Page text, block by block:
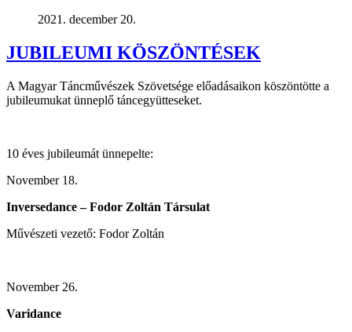
2021. december 20.
JUBILEUMI KÖSZÖNTÉSEK
A Magyar Táncművészek Szövetsége előadásaikon köszöntötte a
jubileumukat ünneplő táncegyütteseket.
10 éves jubileumát ünnepelte:
November 18.
Inversedance – Fodor Zoltán Társulat
Művészeti vezető: Fodor Zoltán
November 26.
Varidance